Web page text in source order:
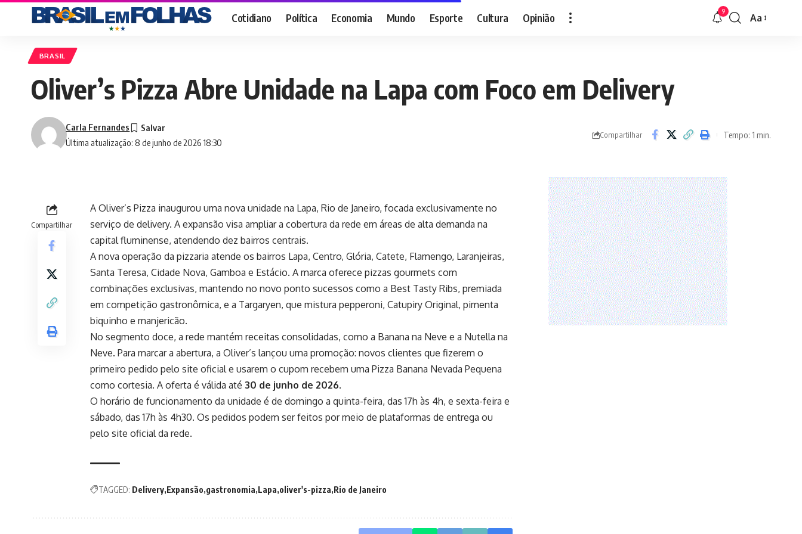
Cotidiano Política Economia Mundo Esporte Cultura Opinião 9
Font
Aa
BRASIL
Oliver’s Pizza Abre Unidade na Lapa com Foco em Delivery
Última atualização: 8 de junho de 2026 18:30
Carla Fernandes
Compartilhar Tempo: 1 min.
Compartilhar
A Oliver’s Pizza inaugurou uma nova unidade na Lapa, Rio de Janeiro, focada exclusivamente no
serviço de delivery. A expansão visa ampliar a cobertura da rede em áreas de alta demanda na
capital fluminense, atendendo dez bairros centrais.
A nova operação da pizzaria atende os bairros Lapa, Centro, Glória, Catete, Flamengo, Laranjeiras,
Santa Teresa, Cidade Nova, Gamboa e Estácio. A marca oferece pizzas gourmets com
combinações exclusivas, mantendo no novo ponto sucessos como a Best Tasty Ribs, premiada
em competição gastronômica, e a Targaryen, que mistura pepperoni, Catupiry Original, pimenta
biquinho e manjericão.
No segmento doce, a rede mantém receitas consolidadas, como a Banana na Neve e a Nutella na
Neve. Para marcar a abertura, a Oliver’s lançou uma promoção: novos clientes que fizerem o
primeiro pedido pelo site oficial e usarem o cupom recebem uma Pizza Banana Nevada Pequena
como cortesia. A oferta é válida até 30 de junho de 2026.
O horário de funcionamento da unidade é de domingo a quinta-feira, das 17h às 4h, e sexta-feira e
sábado, das 17h às 4h30. Os pedidos podem ser feitos por meio de plataformas de entrega ou
pelo site oficial da rede.
TAGGED: Delivery Expansão gastronomia Lapa oliver's-pizza Rio de Janeiro